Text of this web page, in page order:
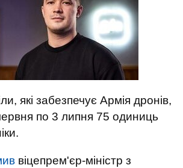
які забезпечує Армія дронів,
по 3 липня 75 одиниць
віцепрем'єр-міністр з